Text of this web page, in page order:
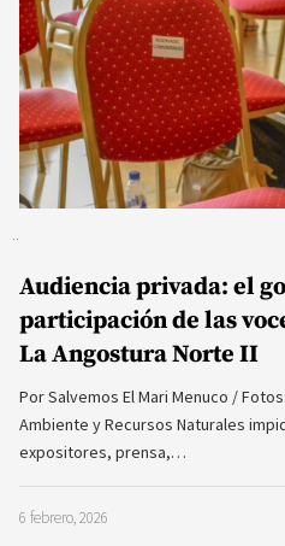
Audiencia privada: el
participación de las
La Angostura Norte II
Por Salvemos El Mari Menuco /
Ambiente y Recursos Naturales
expositores, prensa,…
6 febrero, 2026